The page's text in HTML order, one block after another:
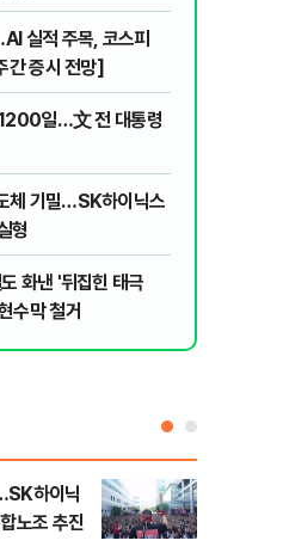
실적 주목, 코스피
증시 전망]
일…文 전 대통령
체 기밀…SK하이닉스
형
화낸 '뒤집힌 태극
수막 철거
하이닉
노조 추진